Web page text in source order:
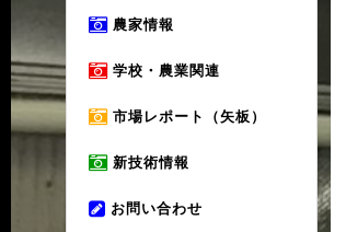
農家情報
学校・農業関連
市場レポート（矢板）
新技術情報
お問い合わせ